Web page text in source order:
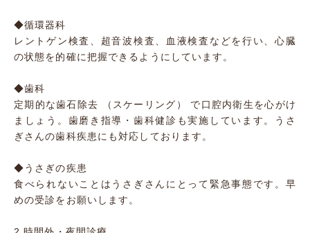
◆循環器科
レントゲン検査、超音波検査、血液検査などを行い、心臓
の状態を的確に把握できるようにしています。
◆歯科
定期的な歯石除去 （スケーリング） で口腔内衛生を心がけ
ましょう。歯磨き指導・歯科健診も実施しています。うさ
ぎさんの歯科疾患にも対応しております。
◆うさぎの疾患
食べられないことはうさぎさんにとって緊急事態です。早
めの受診をお願いします。